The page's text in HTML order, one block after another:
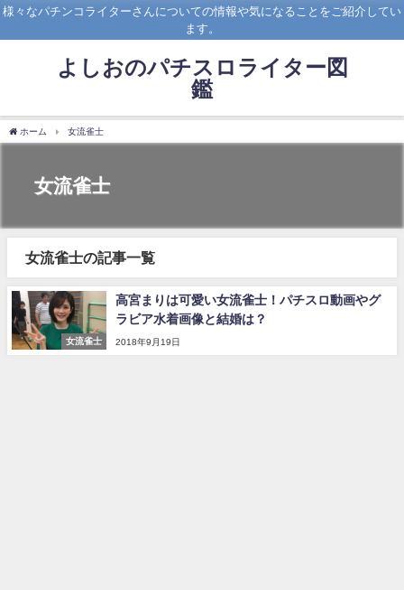
様々なパチンコライターさんについての情報や気になることをご紹介してい
ます。
よしおのパチスロライター図
鑑
ホーム 女流雀士
女流雀士
女流雀士の記事一覧
女流雀士
高宮まりは可愛い女流雀士！パチスロ動画やグ
ラビア水着画像と結婚は？
2018年9月19日